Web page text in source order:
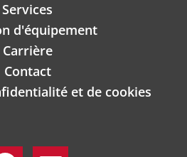
Services
d'équipement
Carrière
Contact
et de cookies